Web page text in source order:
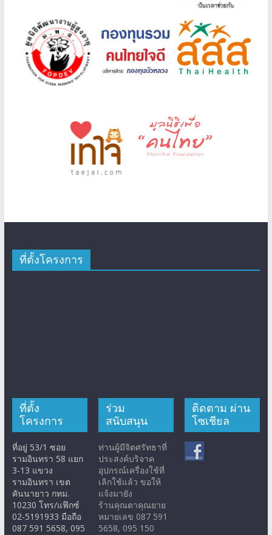
ที่ตั้งโครงการ
ที่ตั้ง
โครงการ
ที่อยู่ 53/1 ซอย
รามอินทรา 58 แยก
3-13 แขวง
รามอินทรา เขต
คันนายาว กทม.
10230 โทร/แฟ๊กซ์
02-5191933 มือถือ
087 591 5658, 095
ร่วม
สนับสนุน
ท่านผู้มีจิตศรัทธาที่
ประสงค์บริจาค
อุปกรณ์เครื่องใช้ที่
เลิกใช้แล้ว ขอให้
แจ้งมายัง
ร้านคุณตาคุณยาย
หมายเลข 087 591
5658, 095 150
ติดตาม ผ่าน
โซเชียล